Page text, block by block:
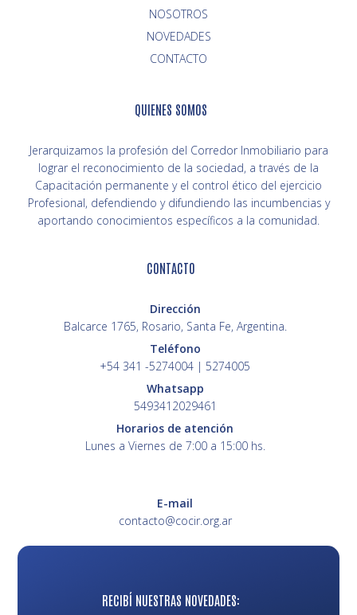
RECIBÍ NUESTRAS NOVEDADES:
NOVEDADES
CONTACTO
QUIENES SOMOS
Jerarquizamos la profesión del Corredor Inmobiliario para
lograr el reconocimiento de la sociedad, a través de la
Capacitación permanente y el control ético del ejercicio
Profesional, defendiendo y difundiendo las incumbencias y
aportando conocimientos específicos a la comunidad.
CONTACTO
Dirección
Balcarce 1765, Rosario, Santa Fe, Argentina.
Teléfono
+54 341 -5274004 | 5274005
Whatsapp
5493412029461
Horarios de atención
Lunes a Viernes de 7:00 a 15:00 hs.
E-mail
contacto@cocir.org.ar